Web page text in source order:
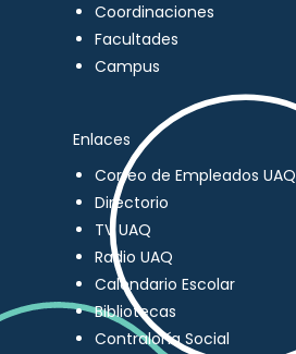
Coordinaciones
Facultades
Campus
Enlaces
Correo de Empleados UAQ
Directorio
TV UAQ
Radio UAQ
Calendario Escolar
Bibliotecas
Contraloría Social